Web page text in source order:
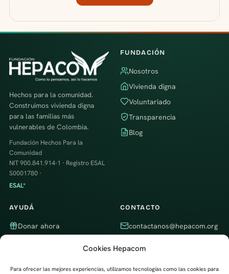
Cookies Hepacom
Para ofrecer las mejores experiencias, utilizamos tecnologías como las cookies para
Hechos para la comunidad.
Construimos vivienda digna
para las familias más
vulnerables de Colombia.
Fundación Hechos Para la
Comunidad
NIT 900.841.914-1 · Registro ESAL
S0001780 ·
ESAL*
FUNDACIÓN
Nosotros
Vivienda digna
Voluntariado
Transparencia
Blog
AYUDÁ
Donar ahora
CONTACTO
contactanos@hepacom.org
Trabajamos en todo el país